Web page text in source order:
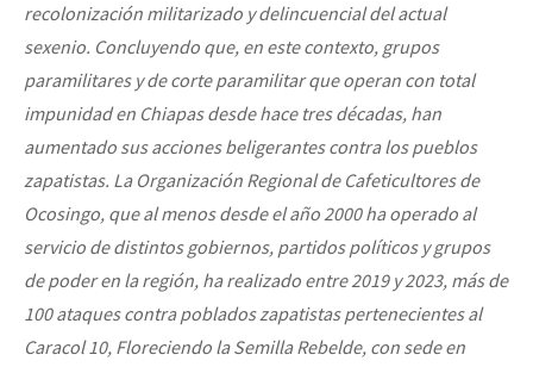
recolonización militarizado y delincuencial del actual
sexenio. Concluyendo que, en este contexto, grupos
paramilitares y de corte paramilitar que operan con total
impunidad en Chiapas desde hace tres décadas, han
aumentado sus acciones beligerantes contra los pueblos
zapatistas. La Organización Regional de Cafeticultores de
Ocosingo, que al menos desde el año 2000 ha operado al
servicio de distintos gobiernos, partidos políticos y grupos
de poder en la región, ha realizado entre 2019 y 2023, más de
100 ataques contra poblados zapatistas pertenecientes al
Caracol 10, Floreciendo la Semilla Rebelde, con sede en